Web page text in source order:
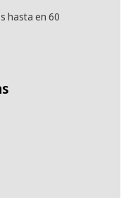
hasta en 60